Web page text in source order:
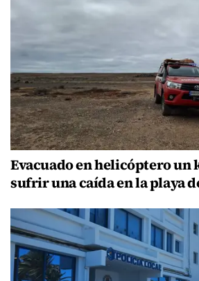
Evacuado en helicóptero
sufrir una caída en la playa